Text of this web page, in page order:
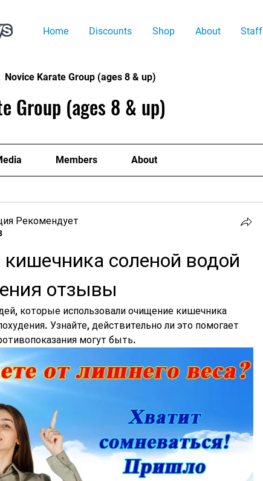
Home Discounts Shop About Staff
Novice Karate Group (ages 8 & up)
Group (ages 8 & up)
Members About
Рекомендует
соленой водой
отзывы
которые использовали очищение кишечника
Узнайте, действительно ли это помогает
могут быть.